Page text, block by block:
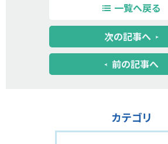
一覧へ戻る
次の記事へ
前の記事へ
カテゴリ